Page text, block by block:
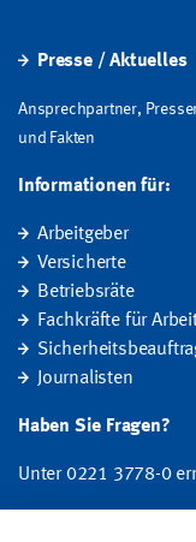
Presse / Aktuelles
Ansprechpartner,
und Fakten
Informationen für:
Arbeitgeber
Versicherte
Betriebsräte
Fachkräfte für
Journalisten
Haben Sie Fragen?
Unter 0221 3778-0